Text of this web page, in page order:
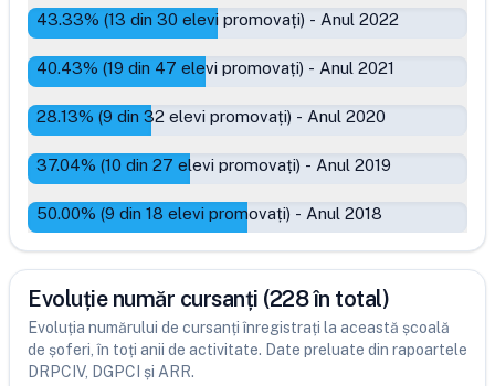
43.33% (13 din 30 elevi promovați) - Anul 2022
40.43% (19 din 47 elevi promovați) - Anul 2021
28.13% (9 din 32 elevi promovați) - Anul 2020
37.04% (10 din 27 elevi promovați) - Anul 2019
50.00% (9 din 18 elevi promovați) - Anul 2018
Evoluție număr cursanți (228 în total)
Evoluția numărului de cursanți înregistrați la această școală
de șoferi, în toți anii de activitate. Date preluate din rapoartele
DRPCIV, DGPCI și ARR.